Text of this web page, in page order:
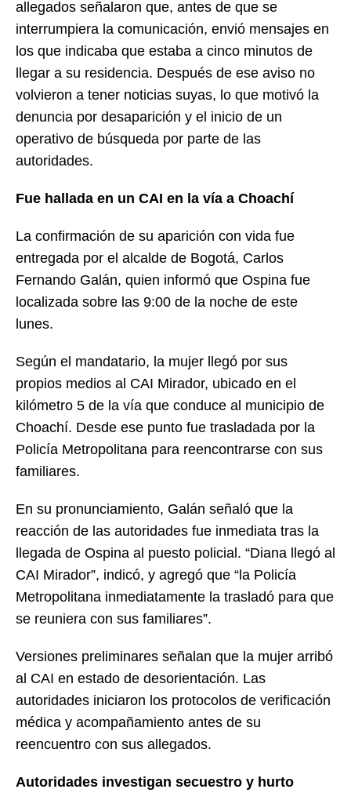
allegados señalaron que, antes de que se
interrumpiera la comunicación, envió mensajes en
los que indicaba que estaba a cinco minutos de
llegar a su residencia. Después de ese aviso no
volvieron a tener noticias suyas, lo que motivó la
denuncia por desaparición y el inicio de un
operativo de búsqueda por parte de las
autoridades.
Fue hallada en un CAI en la vía a Choachí
La confirmación de su aparición con vida fue
entregada por el alcalde de Bogotá, Carlos
Fernando Galán, quien informó que Ospina fue
localizada sobre las 9:00 de la noche de este
lunes.
Según el mandatario, la mujer llegó por sus
propios medios al CAI Mirador, ubicado en el
kilómetro 5 de la vía que conduce al municipio de
Choachí. Desde ese punto fue trasladada por la
Policía Metropolitana para reencontrarse con sus
familiares.
En su pronunciamiento, Galán señaló que la
reacción de las autoridades fue inmediata tras la
llegada de Ospina al puesto policial. “Diana llegó al
CAI Mirador”, indicó, y agregó que “la Policía
Metropolitana inmediatamente la trasladó para que
se reuniera con sus familiares”.
Versiones preliminares señalan que la mujer arribó
al CAI en estado de desorientación. Las
autoridades iniciaron los protocolos de verificación
médica y acompañamiento antes de su
reencuentro con sus allegados.
Autoridades investigan secuestro y hurto